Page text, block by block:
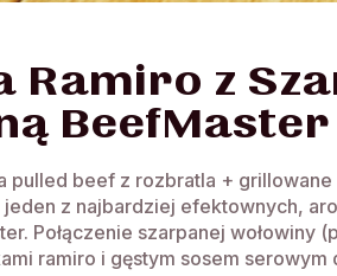
Ramiro z
BeefMaster
pulled beef z rozbratla +
jeden z najbardziej efektownych,
Połączenie szarpanej wołowiny
ramiro i gęstym sosem